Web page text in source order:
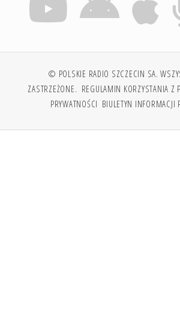
© POLSKIE RADIO SZCZECIN SA.
ZASTRZEŻONE. REGULAMIN KORZYSTANIA Z
PRYWATNOŚCI BIULETYN INFORMACJI